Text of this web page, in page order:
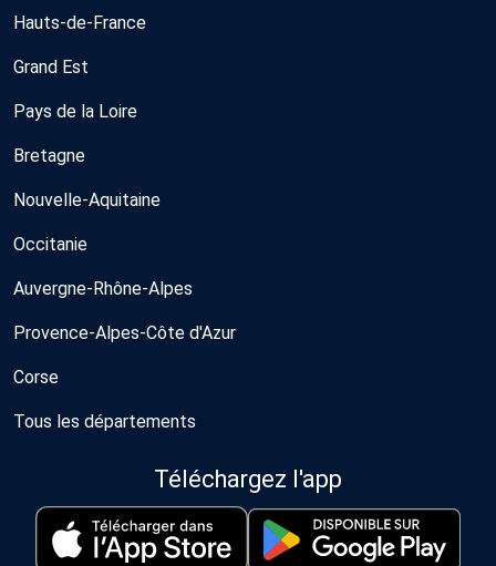
Hauts-de-France
Grand Est
Pays de la Loire
Bretagne
Nouvelle-Aquitaine
Occitanie
Auvergne-Rhône-Alpes
Provence-Alpes-Côte d'Azur
Corse
Tous les départements
Téléchargez l'app